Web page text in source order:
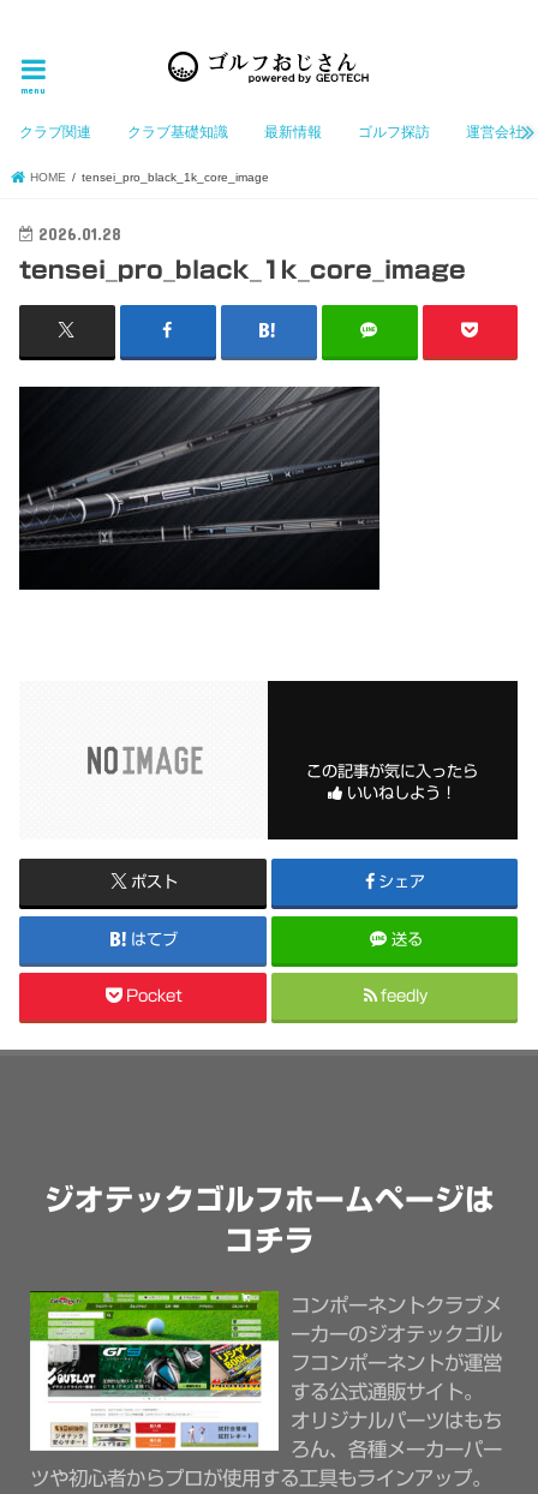
menu
クラブ関連 クラブ基礎知識 最新情報 ゴルフ探訪 運営会社
HOME tensei_pro_black_1k_core_image
2026.01.28
tensei_pro_black_1k_core_image
この記事が気に入ったら
いいねしよう！
ポスト シェア
はてブ 送る
Pocket feedly
ジオテックゴルフホームページは
コチラ
コンポーネントクラブメ
ーカーのジオテックゴル
フコンポーネントが運営
する公式通販サイト。
オリジナルパーツはもち
ろん、各種メーカーパー
ツや初心者からプロが使用する工具もラインアップ。